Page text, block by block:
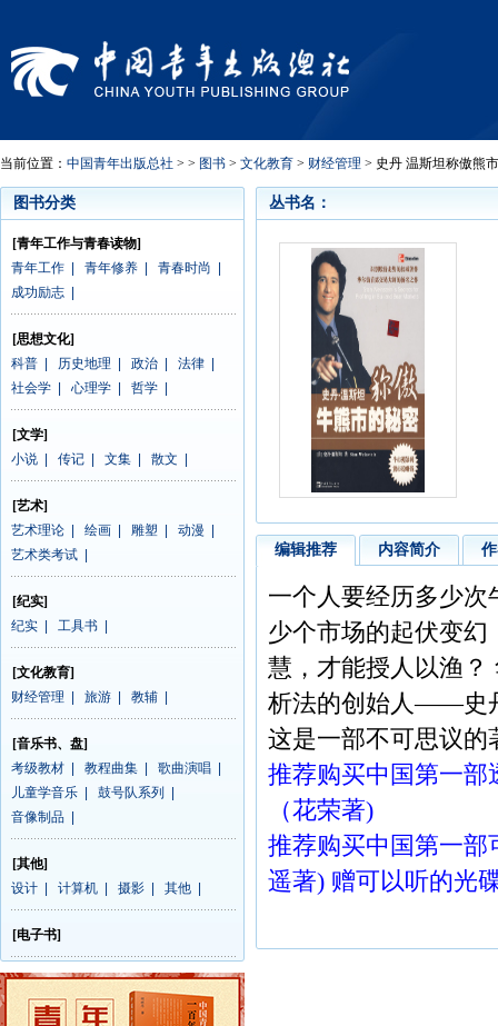
当前位置： 中国青年出版总社 > > 图书 > 文化教育 > 财经管理 > 史丹 温斯坦称傲熊
图书分类
[青年工作与青春读物]
青年工作
青年修养 青春时尚
成功励志
[思想文化]
科普
历史地理 政治 法律
社会学
心理学 哲学
[文学]
小说
传记 文集 散文
[艺术]
艺术理论
绘画 雕塑 动漫
艺术类考试
[纪实]
纪实
工具书
[文化教育]
财经管理
旅游 教辅
[音乐书、盘]
考级教材
教程曲集 歌曲演唱
儿童学音乐
鼓号队系列
音像制品
[其他]
设计
计算机 摄影 其他
[电子书]
丛书名：
编辑推荐 内容简介
一个人要经历多少次
少个市场的起伏变
慧，才能授人以渔？
析法的创始人——史
这是一部不可思议的
推荐购买中国第一部
（花荣著)
推荐购买中国第一部
遥著) 赠可以听的光